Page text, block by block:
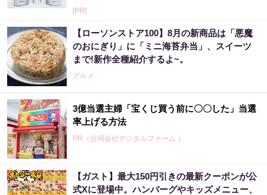
[PR]
【ローソンストア100】8月の新商品は「悪魔
のおにぎり」に「ミニ海苔弁当」、スイーツ
まで!新作全種紹介するよ~。
グルメ
3億当選主婦「宝くじ買う前に〇〇した」当選
率上げる方法
PR（合同会社デジタルファーム ）
【ガスト】最大150円引きの最新クーポンが公
式Xに登場中。ハンバーグやキッズメニュー、